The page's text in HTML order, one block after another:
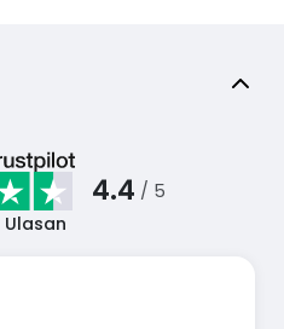
4.4 / 5
Ulasan